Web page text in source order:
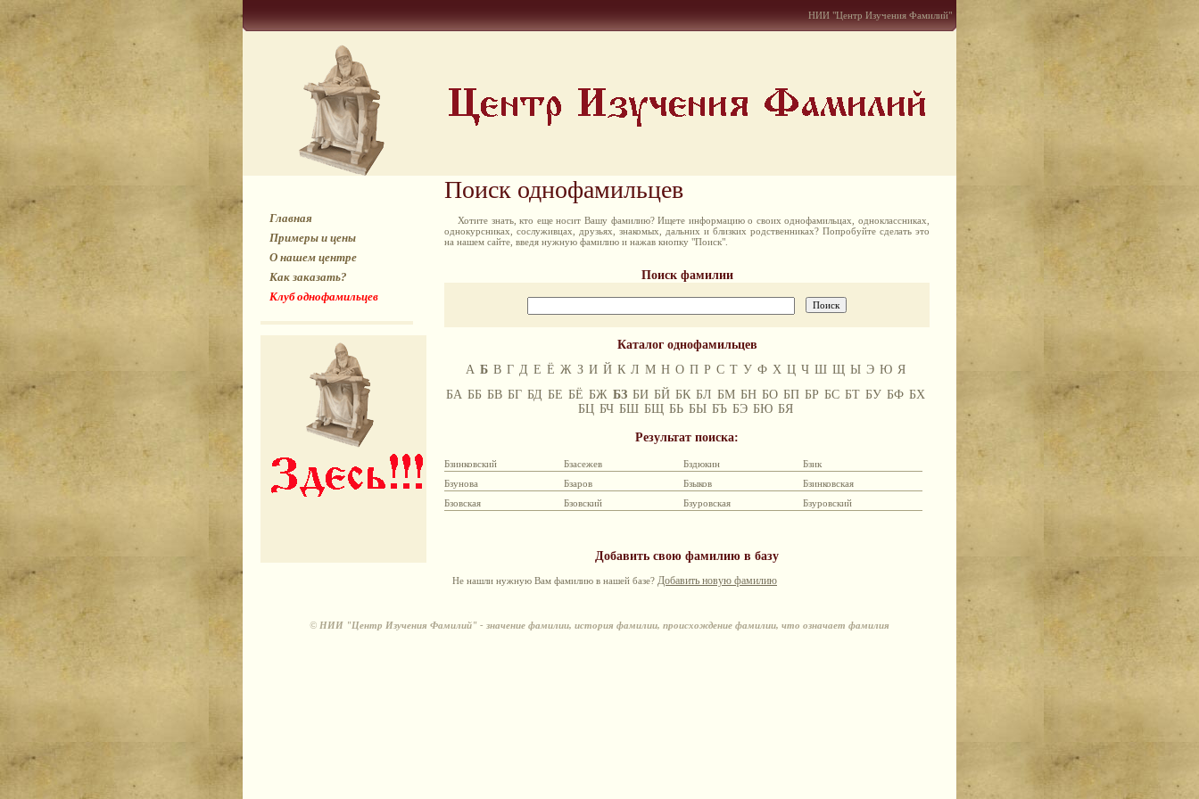
НИИ "Центр Изучения Фамилий"
Главная
Примеры и цены
О нашем центре
Как заказать?
Клуб однофамильцев
Поиск однофамильцев
Хотите знать, кто еще носит Вашу фамилию? Ищете информацию о своих однофамильцах, одноклассниках,
однокурсниках, сослуживцах, друзьях, знакомых, дальних и близких родственниках? Попробуйте сделать это
на нашем сайте, введя нужную фамилию и нажав кнопку "Поиск".
Поиск фамилии
Каталог однофамильцев
А Б В Г Д Е Ё Ж З И Й К Л М Н О П Р С Т У Ф Х Ц Ч Ш Щ Ы Э Ю Я
БА ББ БВ БГ БД БЕ БЁ БЖ БЗ БИ БЙ БК БЛ БМ БН БО БП БР БС БТ БУ БФ БХ
БЦ БЧ БШ БЩ БЬ БЫ БЪ БЭ БЮ БЯ
Результат поиска:
Бзинковский Бзасежев Бздюкин
Бзик
Бзунова
Бзаров Бзыков
Бзинковская
Бзовская
Бзовский Бзуровская Бзуровский
Добавить свою фамилию в базу
Не нашли нужную Вам фамилию в нашей базе? Добавить новую фамилию
© НИИ "Центр Изучения Фамилий" - значение фамилии, история фамилии, происхождение фамилии, что означает фамилия